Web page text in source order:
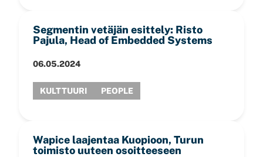
Segmentin vetäjän esittely: Risto
Pajula, Head of Embedded Systems
06.05.2024
KULTTUURI PEOPLE
Wapice laajentaa Kuopioon, Turun
toimisto uuteen osoitteeseen